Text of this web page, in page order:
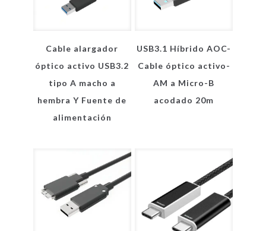
Cable alargador
óptico activo USB3.2
tipo A macho a
hembra Y Fuente de
alimentación
USB3.1 Híbrido AOC-
Cable óptico activo-
AM a Micro-B
acodado 20m